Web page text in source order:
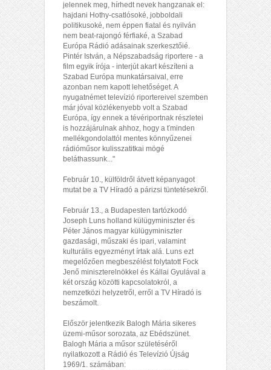
jelennek meg, hírhedt nevek hangzanak el:
hajdani Hothy-csatlósoké, jobboldali
politikusoké, nem éppen fiatal és nyilván
nem beat-rajongó férfiaké, a Szabad
Európa Rádió adásainak szerkesztőié.
Pintér István, a Népszabadság riportere - a
film egyik írója - interjút akart készíteni a
Szabad Európa munkatársaival, erre
azonban nem kapott lehetőséget. A
nyugatnémet televízió riportereivel szemben
már jóval közlékenyebb volt a Szabad
Európa, így ennek a tévériportnak részletei
is hozzájárulnak ahhoz, hogy a ťminden
mellékgondolattól mentes könnyűzenei
rádióműsor kulisszatitkai mögé
beláthassunk..."
Február 10., külföldről átvett képanyagot
mutat be a TV Híradó a párizsi tüntetésekről.
Február 13., a Budapesten tartózkodó
Joseph Luns holland külügyminiszter és
Péter János magyar külügyminiszter
gazdasági, műszaki és ipari, valamint
kulturális egyezményt írtak alá. Luns ezt
megelőzően megbeszélést folytatott Fock
Jenő miniszterelnökkel és Kállai Gyulával a
két ország közötti kapcsolatokról, a
nemzetközi helyzetről, erről a TV Híradó is
beszámolt.
Először jelentkezik Balogh Mária sikeres
üzemi-műsor sorozata, az Ebédszünet.
Balogh Mária a műsor születéséről
nyilatkozott a Rádió és Televízió Újság
1969/1. számában: